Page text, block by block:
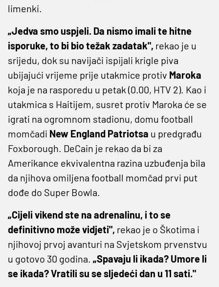
limenki.
„Jedva smo uspjeli. Da nismo imali te hitne
isporuke, to bi bio težak zadatak", rekao je u
srijedu, dok su navijači ispijali krigle piva
ubijajući vrijeme prije utakmice protiv Maroka
koja je na rasporedu u petak (0.00, HTV 2). Kao i
utakmica s Haitijem, susret protiv Maroka će se
igrati na ogromnom stadionu, domu football
momčadi New England Patriotsa u predgrađu
Foxborough. DeCain je rekao da bi za
Amerikance ekvivalentna razina uzbuđenja bila
da njihova omiljena football momčad prvi put
dođe do Super Bowla.
„Cijeli vikend ste na adrenalinu, i to se
definitivno može vidjeti", rekao je o Škotima i
njihovoj prvoj avanturi na Svjetskom prvenstvu
u gotovo 30 godina. „Spavaju li ikada? Umore li
se ikada? Vratili su se sljedeći dan u 11 sati."